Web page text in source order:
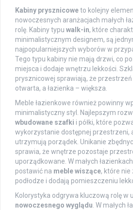
Kabiny prysznicoweto kolejny
nowoczesnych aranżacjach małych
rolę. Kabiny typu walk-in, które
minimalistycznym designem, są
najpopularniejszych wyborów w
Tego typu kabiny nie mają drzwi, co
miejsca i dodaje wnętrzu lekkości.
prysznicowej sprawiają, że
otwarta, a łazienka – większa.
Meble łazienkowe również powinny
minimalistyczny styl. Najlepszym
wbudowane szafki i półki, które
wykorzystanie dostępnej przestrzeni,
utrzymują porządek. Unikanie
sprawia, że wnętrze pozostaje
uporządkowane. W małych
postawić na meble wiszące, które
podłodze i dodają pomieszczeniu
Kolorystyka odgrywa kluczową rolę w
nowoczesnego wyglądu . W małych